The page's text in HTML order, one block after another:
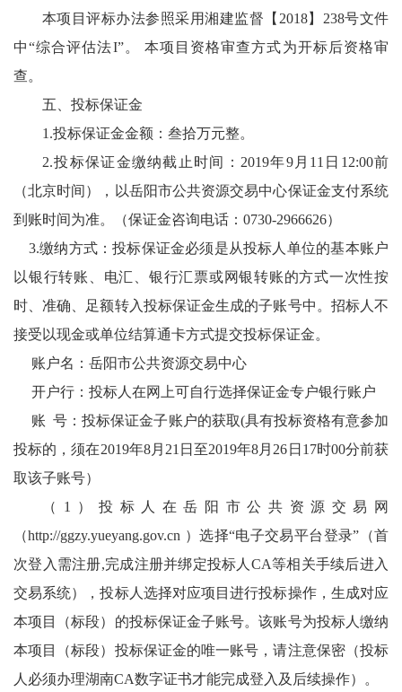
本项目评标办法参照采用湘建监督【2018】238号文件
中“综合评估法I”。 本项目资格审查方式为开标后资格审
查。
五、投标保证金
1.投标保证金金额：叁拾万元整。
2.投标保证金缴纳截止时间：2019年9月11日12:00前
（北京时间），以岳阳市公共资源交易中心保证金支付系统
到账时间为准。（保证金咨询电话：0730-2966626）
3.缴纳方式：投标保证金必须是从投标人单位的基本账户
以银行转账、电汇、银行汇票或网银转账的方式一次性按
时、准确、足额转入投标保证金生成的子账号中。招标人不
接受以现金或单位结算通卡方式提交投标保证金。
账户名：岳阳市公共资源交易中心
开户行：投标人在网上可自行选择保证金专户银行账户
账 号：投标保证金子账户的获取(具有投标资格有意参加
投标的，须在2019年8月21日至2019年8月26日17时00分前获
取该子账号）
（1）投标人在岳阳市公共资源交易网
（http://ggzy.yueyang.gov.cn ）选择“电子交易平台登录”（首
次登入需注册,完成注册并绑定投标人CA等相关手续后进入
交易系统），投标人选择对应项目进行投标操作，生成对应
本项目（标段）的投标保证金子账号。该账号为投标人缴纳
本项目（标段）投标保证金的唯一账号，请注意保密（投标
人必须办理湖南CA数字证书才能完成登入及后续操作）。